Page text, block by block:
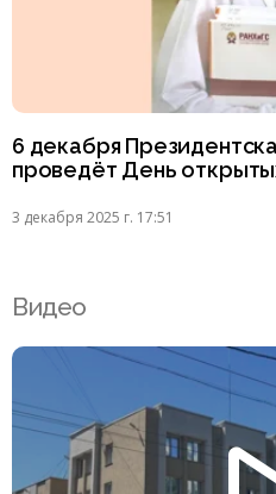
6 декабря
проведёт День
3 декабря 2025 г. 17:51
Видео